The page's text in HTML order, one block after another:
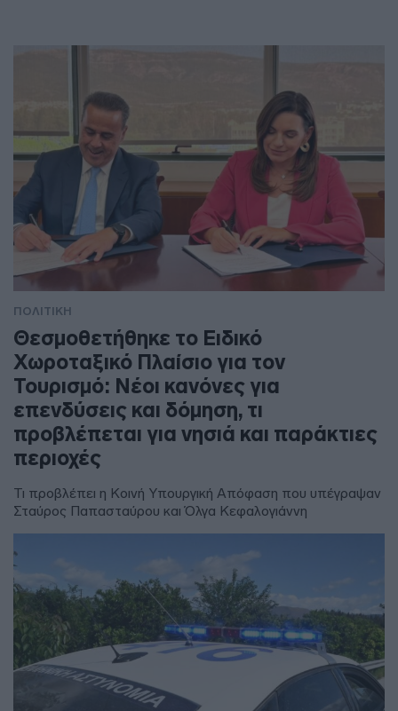
ΠΟΛΙΤΙΚΗ
Θεσμοθετήθηκε το Ειδικό
Χωροταξικό Πλαίσιο για τον
Τουρισμό: Νέοι κανόνες για
επενδύσεις και δόμηση, τι
προβλέπεται για νησιά και παράκτιες
περιοχές
Τι προβλέπει η Κοινή Υπουργική Απόφαση που υπέγραψαν
Σταύρος Παπασταύρου και Όλγα Κεφαλογιάννη